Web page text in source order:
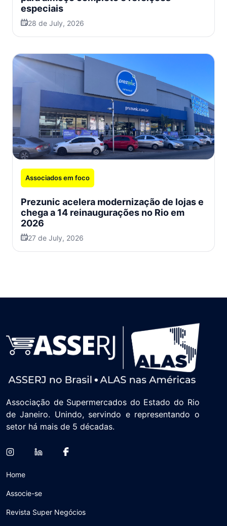
especiais
28 de July, 2026
Associados em foco
Prezunic acelera modernização de lojas e
chega a 14 reinaugurações no Rio em
2026
27 de July, 2026
Associação de Supermercados do Estado do Rio
de Janeiro. Unindo, servindo e representando o
setor há mais de 5 décadas.
Home
Associe-se
Revista Super Negócios